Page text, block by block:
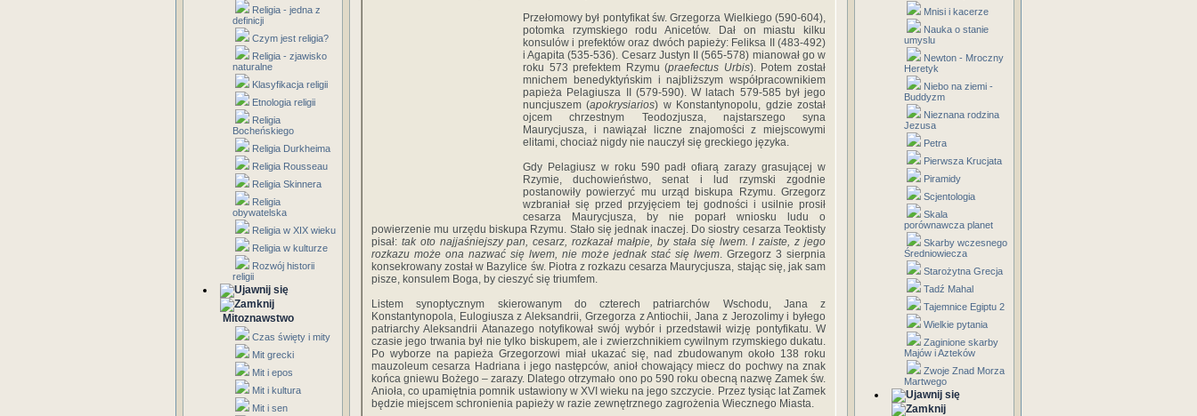
Religia - jedna z
definicji
Czym jest religia?
Religia - zjawisko
naturalne
Klasyfikacja religii
Etnologia religii
Religia
Bocheńskiego
Religia Durkheima
Religia Rousseau
Religia Skinnera
Religia
obywatelska
Religia w XIX wieku
Religia w kulturze
Rozwój historii
religii
Mitoznawstwo
Czas święty i mity
Mit grecki
Mit i epos
Mit i kultura
Mit i sen
Przełomowy był pontyfikat św. Grzegorza Wielkiego (590-604),
potomka rzymskiego rodu Anicetów. Dał on miastu kilku
konsulów i prefektów oraz dwóch papieży: Feliksa II (483-492)
i Agapita (535-536). Cesarz Justyn II (565-578) mianował go w
roku 573 prefektem Rzymu (praefectus Urbis). Potem został
mnichem benedyktyńskim i najbliższym współpracownikiem
papieża Pelagiusza II (579-590). W latach 579-585 był jego
nuncjuszem (apokrysiarios) w Konstantynopolu, gdzie został
ojcem chrzestnym Teodozjusza, najstarszego syna
Maurycjusza, i nawiązał liczne znajomości z miejscowymi
elitami, chociaż nigdy nie nauczył się greckiego języka.
Gdy Pelagiusz w roku 590 padł ofiarą zarazy grasującej w
Rzymie, duchowieństwo, senat i lud rzymski zgodnie
postanowiły powierzyć mu urząd biskupa Rzymu. Grzegorz
wzbraniał się przed przyjęciem tej godności i usilnie prosił
cesarza Maurycjusza, by nie poparł wniosku ludu o
powierzenie mu urzędu biskupa Rzymu. Stało się jednak inaczej. Do siostry cesarza Teoktisty
pisał: tak oto najjaśniejszy pan, cesarz, rozkazał małpie, by stała się lwem. I zaiste, z jego
rozkazu może ona nazwać się lwem, nie może jednak stać się lwem. Grzegorz 3 sierpnia
konsekrowany został w Bazylice św. Piotra z rozkazu cesarza Maurycjusza, stając się, jak sam
pisze, konsulem Boga, by cieszyć się triumfem.
Listem synoptycznym skierowanym do czterech patriarchów Wschodu, Jana z
Konstantynopola, Eulogiusza z Aleksandrii, Grzegorza z Antiochii, Jana z Jerozolimy i byłego
patriarchy Aleksandrii Atanazego notyfikował swój wybór i przedstawił wizję pontyfikatu. W
czasie jego trwania był nie tylko biskupem, ale i zwierzchnikiem cywilnym rzymskiego dukatu.
Po wyborze na papieża Grzegorzowi miał ukazać się, nad zbudowanym około 138 roku
mauzoleum cesarza Hadriana i jego następców, anioł chowający miecz do pochwy na znak
końca gniewu Bożego – zarazy. Dlatego otrzymało ono po 590 roku obecną nazwę Zamek św.
Anioła, co upamiętnia pomnik ustawiony w XVI wieku na jego szczycie. Przez tysiąc lat Zamek
będzie miejscem schronienia papieży w razie zewnętrznego zagrożenia Wiecznego Miasta.
Mnisi i kacerze
Nauka o stanie
umyslu
Newton - Mroczny
Heretyk
Niebo na ziemi -
Buddyzm
Nieznana rodzina
Jezusa
Petra
Pierwsza Krucjata
Piramidy
Scjentologia
Skala
porównawcza planet
Skarby wczesnego
Średniowiecza
Starożytna Grecja
Tadź Mahal
Tajemnice Egiptu 2
Wielkie pytania
Zaginione skarby
Majów i Azteków
Zwoje Znad Morza
Martwego